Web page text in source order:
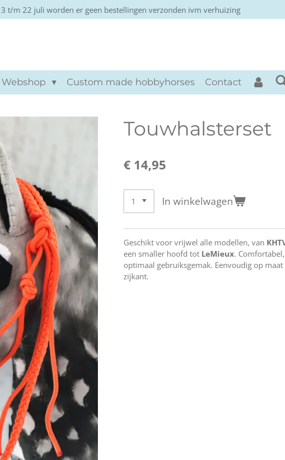
t/m 22 juli worden er geen bestellingen verzonden ivm verhuizing
Webshop Custom made hobbyhorses Contact
Touwhalsterset
€ 14,95
In winkelwagen
Geschikt voor vrijwel alle modellen, van
een smaller hoofd tot LeMieux.
optimaal gebruiksgemak. Eenvoudig op
zijkant.